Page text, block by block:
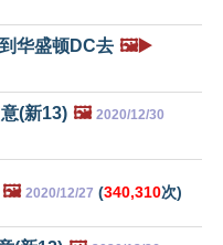
华盛顿DC去 🖼️▶️
(新13) 🖼️ 2020/12/30
🖼️ 2020/12/27 (340,310次)